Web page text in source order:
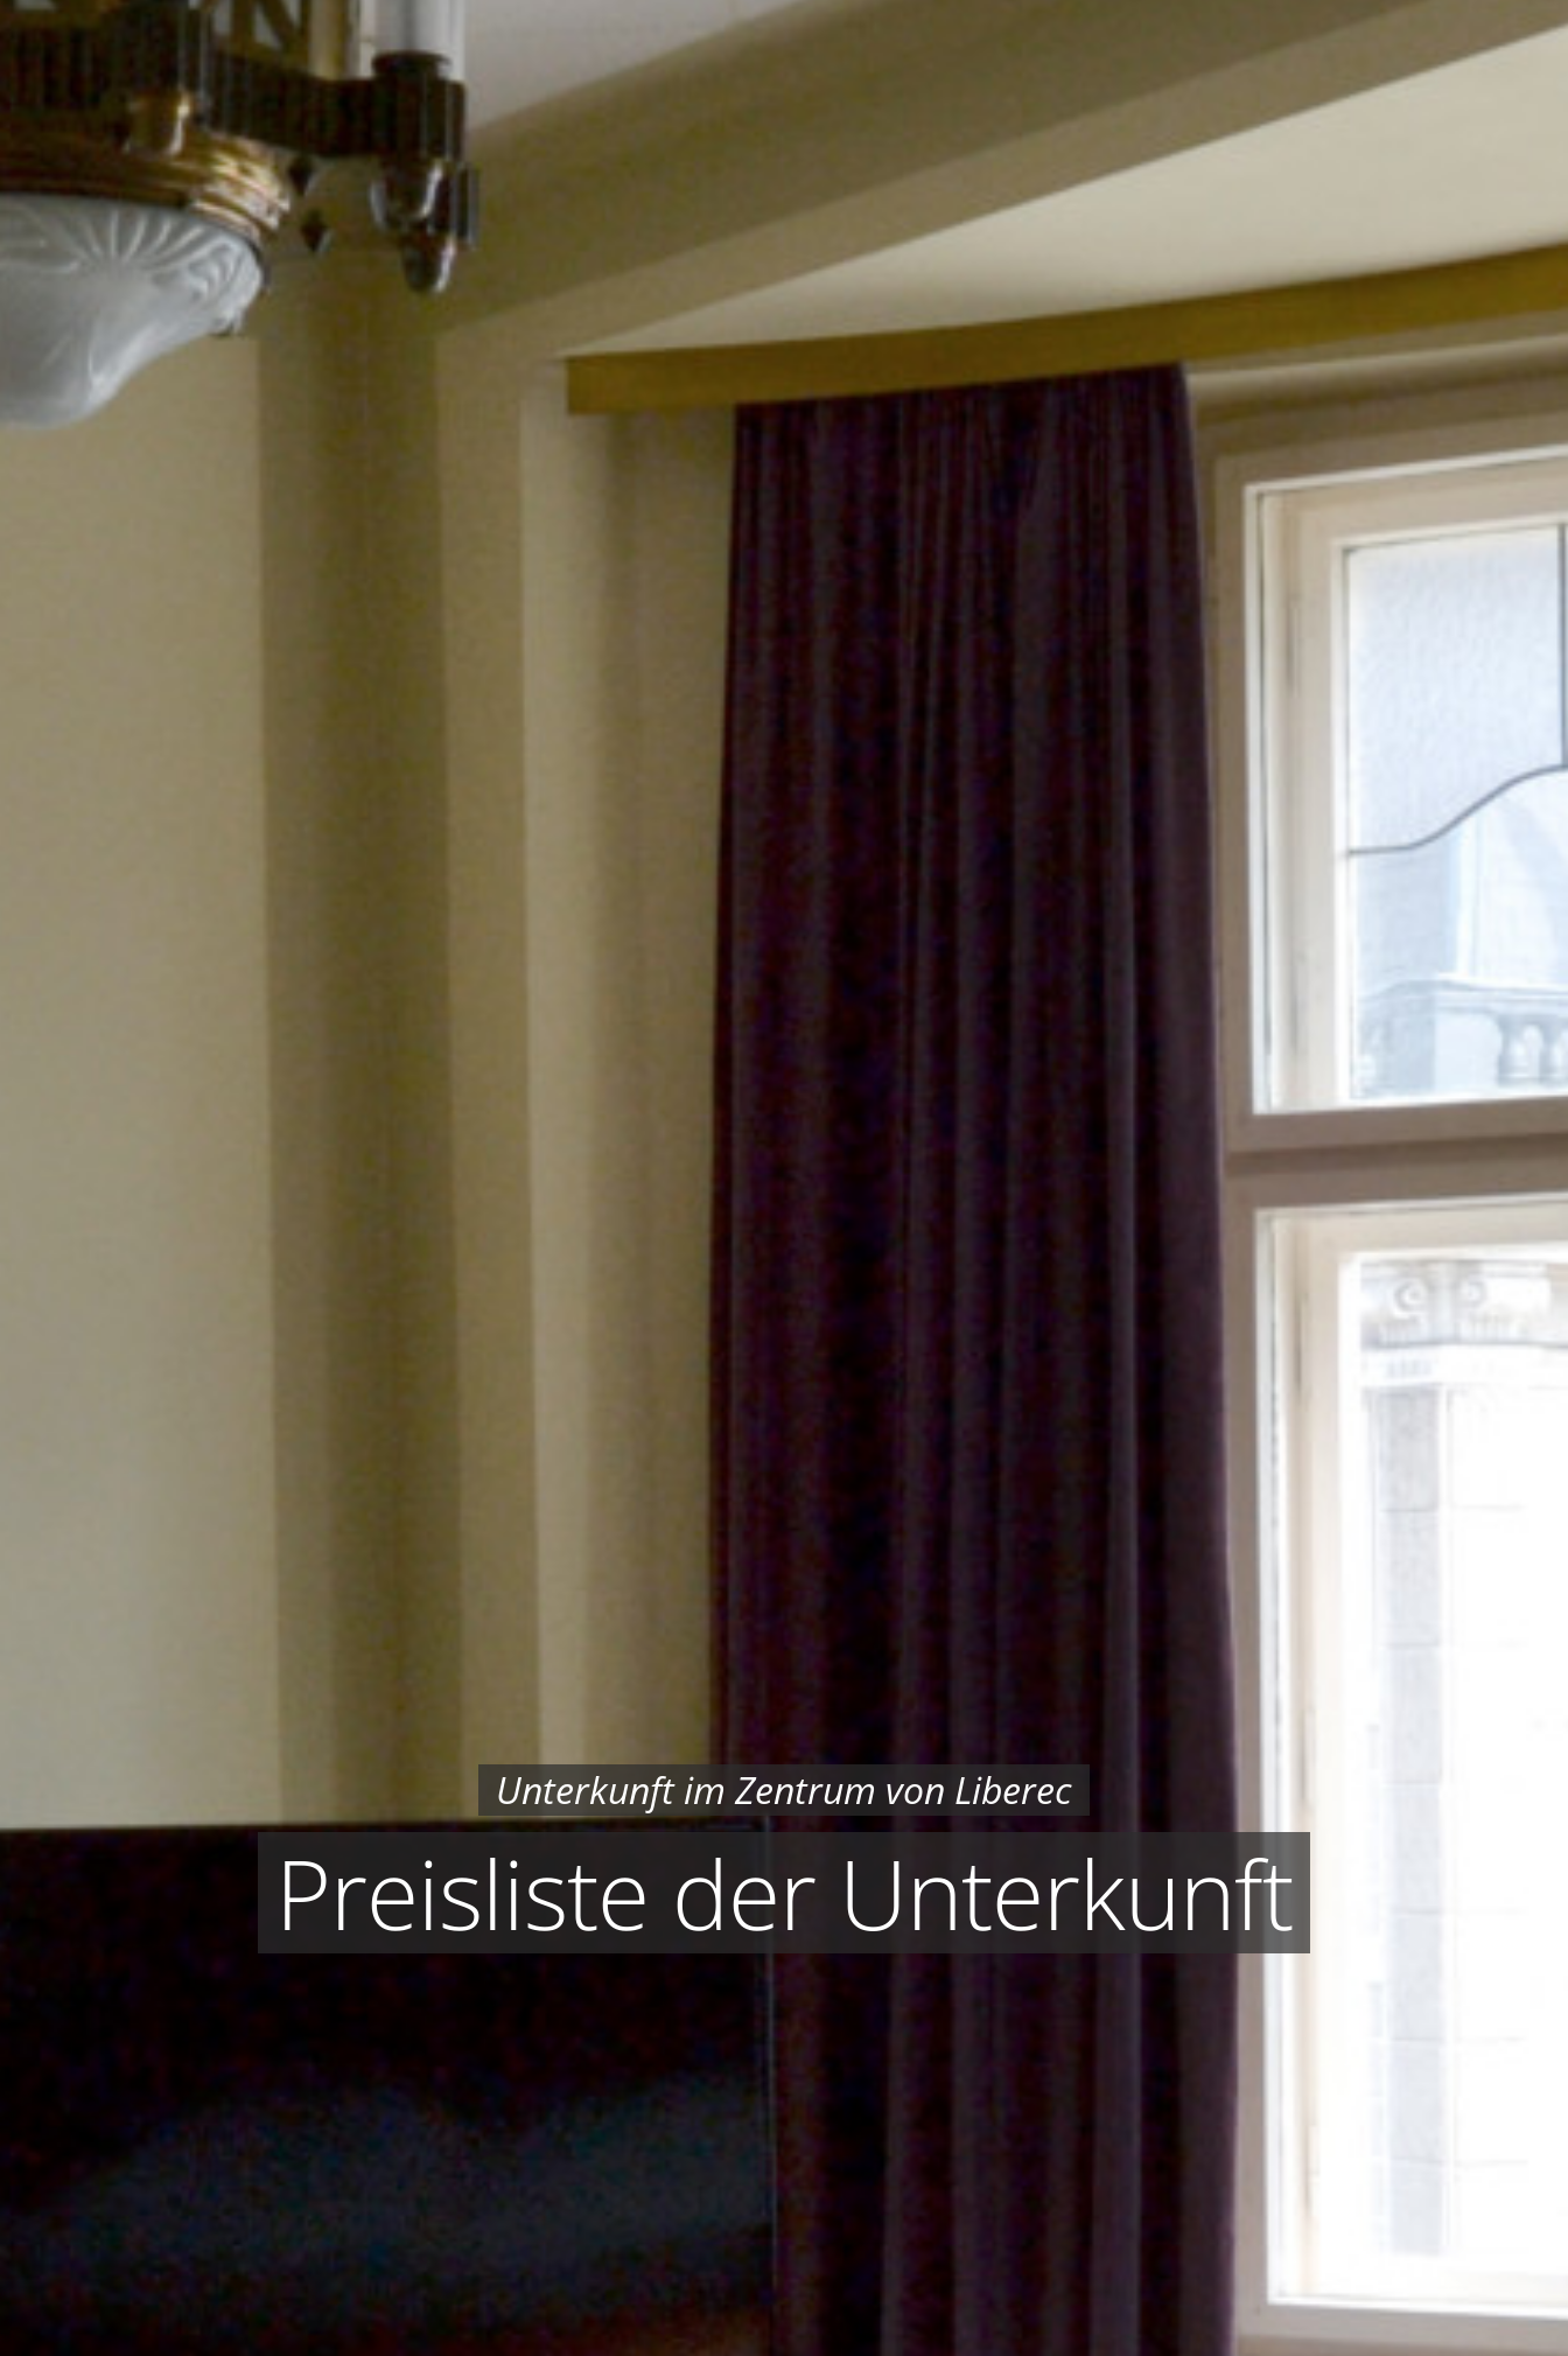
Unterkunft im Zentrum von Liberec
Preisliste der Unterkunft